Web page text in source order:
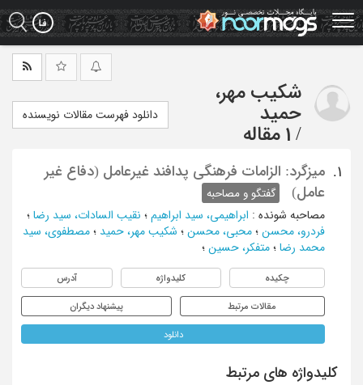
Skip
to
main
شکیب مهر،
حمید
/ 1 مقاله
دانلود فهرست مقالات نویسنده
1.
میزگرد: الزامات فرهنگی پدافند غیرعامل (دفاع غیر
عامل)
گفتگو و مصاحبه
مصاحبه شونده : ابراهیمی، سید ابراهیم ؛ نقیب السادات، سید رضا ؛
فردرو، محسن ؛ محبی، محسن ؛ شکیب مهر، حمید ؛ مصطفوی، سید
محمد رضا ؛ متفکر، حسین ؛
چکیده کلیدواژه آدرس
مقالات مرتبط پیشنهاد دیگران
دانلود
کلیدواژه های مرتبط